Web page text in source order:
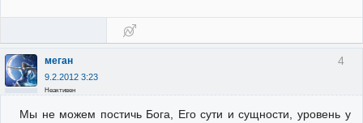
4
меган
9.2.2012 3:23
Неактивен
Мы не можем постичь Бога, Его сути и сущности, уровень у